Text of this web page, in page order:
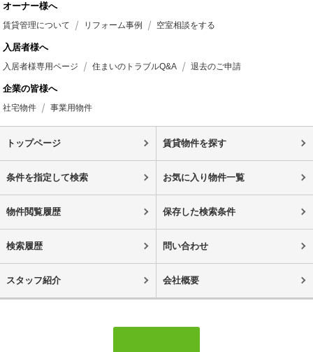
オーナー様へ
賃貸管理について リフォーム事例 空室相談をする
入居者様へ
入居者様専用ページ 住まいのトラブルQ&A 退去のご申請
企業の皆様へ
社宅物件 事業用物件
トップページ 賃貸物件を探す
条件を指定して検索 お気に入り物件一覧
物件閲覧履歴 保存した検索条件
検索履歴 問い合わせ
スタッフ紹介 会社概要